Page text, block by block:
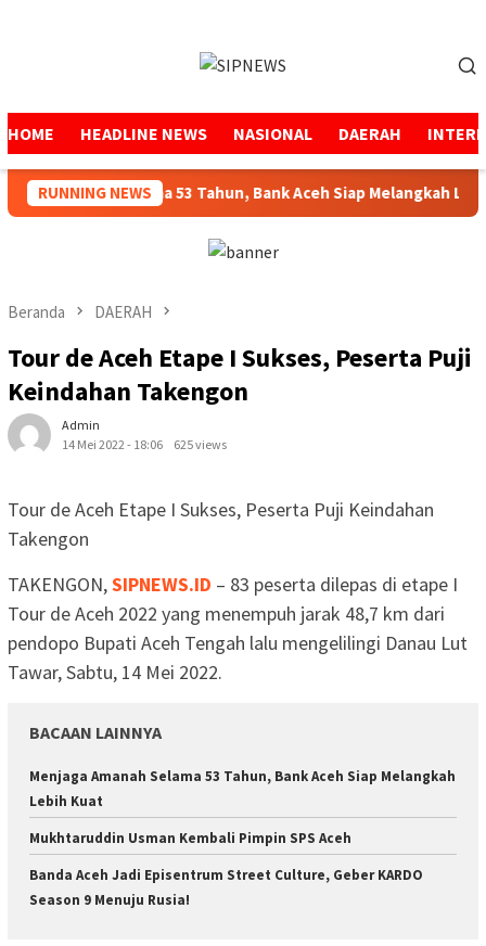
HOME HEADLINE NEWS NASIONAL DAERAH
RUNNING NEWS
Amanah Selama 53 Tahun, Bank Aceh Siap Melangkah Lebih
Beranda DAERAH
Tour de Aceh Etape I Sukses, Peserta Puji
Keindahan Takengon
Admin
14 Mei 2022 - 18:06
625 views
Tour de Aceh Etape I Sukses, Peserta Puji Keindahan
Takengon
TAKENGON,SIPNEWS.ID – 83 peserta dilepas di etape I
Tour de Aceh 2022 yang menempuh jarak 48,7 km dari
pendopo Bupati Aceh Tengah lalu mengelilingi Danau Lut
Tawar, Sabtu, 14 Mei 2022.
BACAAN LAINNYA
Menjaga Amanah Selama 53 Tahun, Bank Aceh Siap Melangkah
Lebih Kuat
Mukhtaruddin Usman Kembali Pimpin SPS Aceh
Banda Aceh Jadi Episentrum Street Culture, Geber KARDO
Season 9 Menuju Rusia!